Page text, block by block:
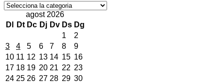
Notícies
agost 2026
Dl
Dt Dc Dj Dv Ds Dg
1
2
3
4 5 6 7 8
9
10 11 12 13 14 15 16
17 18 19 20 21 22 23
24 25 26 27 28 29 30